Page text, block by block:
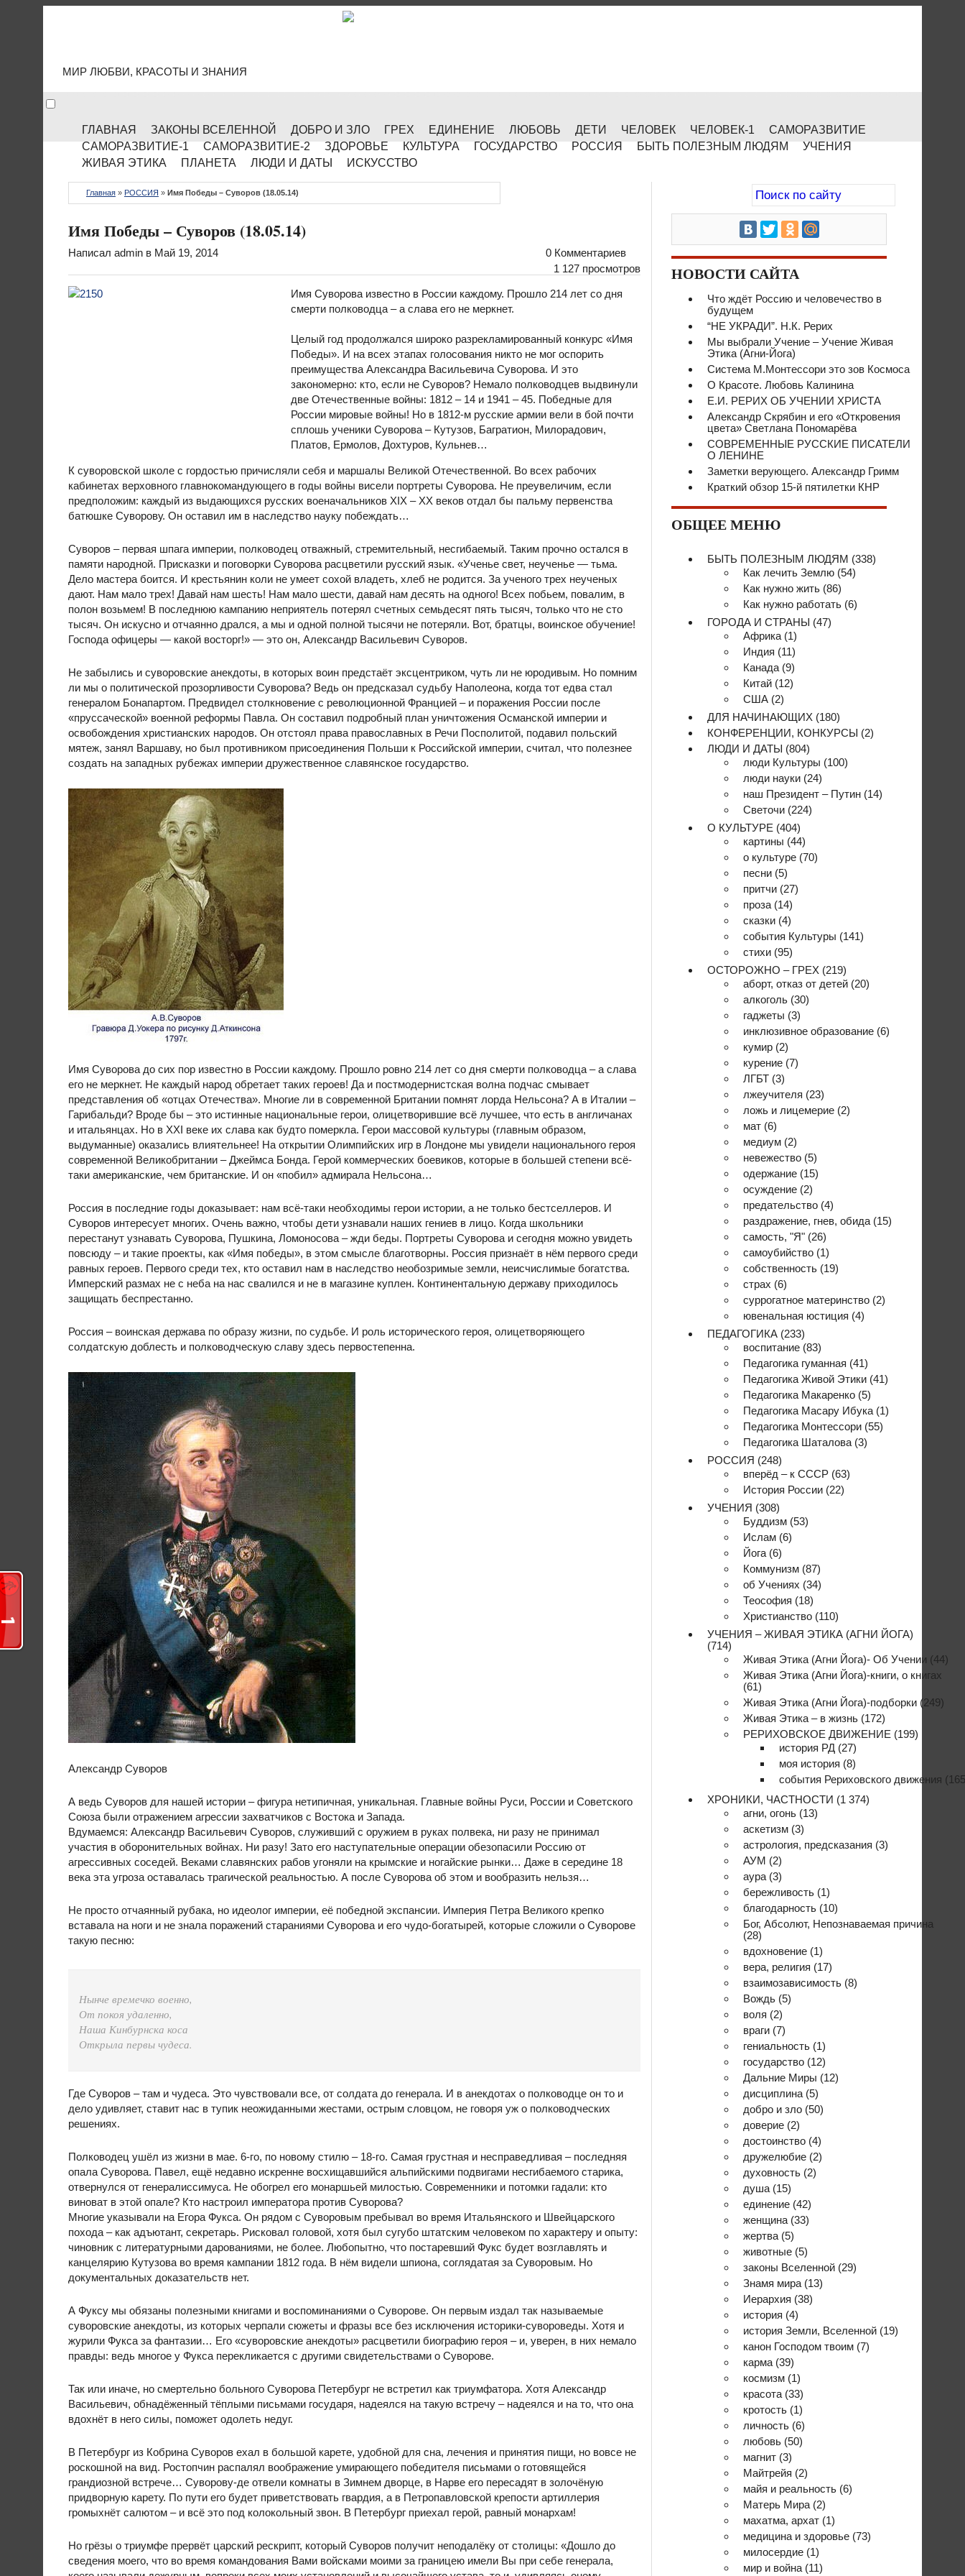
МИР ЛЮБВИ, КРАСОТЫ И ЗНАНИЯ
ГЛАВНАЯ ЗАКОНЫ ВСЕЛЕННОЙ ДОБРО И ЗЛО ГРЕХ ЕДИНЕНИЕ ЛЮБОВЬ ДЕТИ ЧЕЛОВЕК ЧЕЛОВЕК-1
САМОРАЗВИТИЕ
САМОРАЗВИТИЕ-1
САМОРАЗВИТИЕ-2 ЗДОРОВЬЕ КУЛЬТУРА ГОСУДАРСТВО РОССИЯ БЫТЬ ПОЛЕЗНЫМ ЛЮДЯМ
УЧЕНИЯ
ЖИВАЯ ЭТИКА
ПЛАНЕТА ЛЮДИ И ДАТЫ ИСКУССТВО
Главная » РОССИЯ » Имя Победы – Суворов (18.05.14)
Имя Победы – Суворов (18.05.14)
Написал admin в Май 19, 2014
0 Комментариев
1 127 просмотров
Имя Суворова известно в России каждому. Прошло 214 лет со дня
смерти полководца – а слава его не меркнет.
Целый год продолжался широко разрекламированный конкурс «Имя
Победы». И на всех этапах голосования никто не мог оспорить
преимущества Александра Васильевича Суворова. И это
закономерно: кто, если не Суворов? Немало полководцев выдвинули
две Отечественные войны: 1812 – 14 и 1941 – 45. Победные для
России мировые войны! Но в 1812-м русские армии вели в бой почти
сплошь ученики Суворова – Кутузов, Багратион, Милорадович,
Платов, Ермолов, Дохтуров, Кульнев…
К суворовской школе с гордостью причисляли себя и маршалы Великой Отечественной. Во всех рабочих
кабинетах верховного главнокомандующего в годы войны висели портреты Суворова. Не преувеличим, если
предположим: каждый из выдающихся русских военачальников XIX – XX веков отдал бы пальму первенства
батюшке Суворову. Он оставил им в наследство науку побеждать…
Суворов – первая шпага империи, полководец отважный, стремительный, несгибаемый. Таким прочно остался в
памяти народной. Присказки и поговорки Суворова расцветили русский язык. «Ученье свет, неученье — тьма.
Дело мастера боится. И крестьянин коли не умеет сохой владеть, хлеб не родится. За ученого трех неученых
дают. Нам мало трех! Давай нам шесть! Нам мало шести, давай нам десять на одного! Всех побьем, повалим, в
полон возьмем! В последнюю кампанию неприятель потерял счетных семьдесят пять тысяч, только что не сто
тысяч. Он искусно и отчаянно дрался, а мы и одной полной тысячи не потеряли. Вот, братцы, воинское обучение!
Господа офицеры — какой восторг!» — это он, Александр Васильевич Суворов.
Не забылись и суворовские анекдоты, в которых воин предстаёт эксцентриком, чуть ли не юродивым. Но помним
ли мы о политической прозорливости Суворова? Ведь он предсказал судьбу Наполеона, когда тот едва стал
генералом Бонапартом. Предвидел столкновение с революционной Францией – и поражения России после
«пруссаческой» военной реформы Павла. Он составил подробный план уничтожения Османской империи и
освобождения христианских народов. Он отстоял права православных в Речи Посполитой, подавил польский
мятеж, занял Варшаву, но был противником присоединения Польши к Российской империи, считал, что полезнее
создать на западных рубежах империи дружественное славянское государство.
Имя Суворова до сих пор известно в России каждому. Прошло ровно 214 лет со дня смерти полководца – а слава
его не меркнет. Не каждый народ обретает таких героев! Да и постмодернистская волна подчас смывает
представления об «отцах Отечества». Многие ли в современной Британии помнят лорда Нельсона? А в Италии –
Гарибальди? Вроде бы – это истинные национальные герои, олицетворившие всё лучшее, что есть в англичанах
и итальянцах. Но в ХХI веке их слава как будто померкла. Герои массовой культуры (главным образом,
выдуманные) оказались влиятельнее! На открытии Олимпийских игр в Лондоне мы увидели национального героя
современной Великобритании – Джеймса Бонда. Герой коммерческих боевиков, которые в большей степени всё-
таки американские, чем британские. И он «побил» адмирала Нельсона…
Россия в последние годы доказывает: нам всё-таки необходимы герои истории, а не только бестселлеров. И
Суворов интересует многих. Очень важно, чтобы дети узнавали наших гениев в лицо. Когда школьники
перестанут узнавать Суворова, Пушкина, Ломоносова – жди беды. Портреты Суворова и сегодня можно увидеть
повсюду – и такие проекты, как «Имя победы», в этом смысле благотворны. Россия признаёт в нём первого среди
равных героев. Первого среди тех, кто оставил нам в наследство необозримые земли, неисчислимые богатства.
Имперский размах не с неба на нас свалился и не в магазине куплен. Континентальную державу приходилось
защищать беспрестанно.
Россия – воинская держава по образу жизни, по судьбе. И роль исторического героя, олицетворяющего
солдатскую доблесть и полководческую славу здесь первостепенна.
Александр Суворов
А ведь Суворов для нашей истории – фигура нетипичная, уникальная. Главные войны Руси, России и Советского
Союза были отражением агрессии захватчиков с Востока и Запада.
Вдумаемся: Александр Васильевич Суворов, служивший с оружием в руках полвека, ни разу не принимал
участия в оборонительных войнах. Ни разу! Зато его наступательные операции обезопасили Россию от
агрессивных соседей. Веками славянских рабов угоняли на крымские и ногайские рынки… Даже в середине 18
века эта угроза оставалась трагической реальностью. А после Суворова об этом и вообразить нельзя…
Не просто отчаянный рубака, но идеолог империи, её победной экспансии. Империя Петра Великого крепко
вставала на ноги и не знала поражений стараниями Суворова и его чудо-богатырей, которые сложили о Суворове
такую песню:
Нынче времечко военно,
От покоя удаленно,
Наша Кинбурнска коса
Открыла первы чудеса.
Где Суворов – там и чудеса. Это чувствовали все, от солдата до генерала. И в анекдотах о полководце он то и
дело удивляет, ставит нас в тупик неожиданными жестами, острым словцом, не говоря уж о полководческих
решениях.
Полководец ушёл из жизни в мае. 6-го, по новому стилю – 18-го. Самая грустная и несправедливая – последняя
опала Суворова. Павел, ещё недавно искренне восхищавшийся альпийскими подвигами несгибаемого старика,
отвернулся от генералиссимуса. Не обогрел его монаршьей милостью. Современники и потомки гадали: кто
виноват в этой опале? Кто настроил императора против Суворова?
Многие указывали на Егора Фукса. Он рядом с Суворовым пребывал во время Итальянского и Швейцарского
похода – как адъютант, секретарь. Рисковал головой, хотя был сугубо штатским человеком по характеру и опыту:
чиновник с литературными дарованиями, не более. Любопытно, что постаревший Фукс будет возглавлять и
канцелярию Кутузова во время кампании 1812 года. В нём видели шпиона, соглядатая за Суворовым. Но
документальных доказательств нет.
А Фуксу мы обязаны полезными книгами и воспоминаниями о Суворове. Он первым издал так называемые
суворовские анекдоты, из которых черпали сюжеты и фразы все без исключения историки-сувороведы. Хотя и
журили Фукса за фантазии… Его «суворовские анекдоты» расцветили биографию героя – и, уверен, в них немало
правды: ведь многое у Фукса перекликается с другими свидетельствами о Суворове.
Так или иначе, но смертельно больного Суворова Петербург не встретил как триумфатора. Хотя Александр
Васильевич, обнадёженный тёплыми письмами государя, надеялся на такую встречу – надеялся и на то, что она
вдохнёт в него силы, поможет одолеть недуг.
В Петербург из Кобрина Суворов ехал в большой карете, удобной для сна, лечения и принятия пищи, но вовсе не
роскошной на вид. Ростопчин распалял воображение умирающего победителя письмами о готовящейся
грандиозной встрече… Суворову-де отвели комнаты в Зимнем дворце, в Нарве его пересадят в золочёную
придворную карету. По пути его будет приветствовать гвардия, а в Петропавловской крепости артиллерия
громыхнёт салютом – и всё это под колокольный звон. В Петербург приехал герой, равный монархам!
Но грёзы о триумфе прервёт царский рескрипт, который Суворов получит неподалёку от столицы: «Дошло до
сведения моего, что во время командования Вами войсками моими за границею имели Вы при себе генерала,
НОВОСТИ САЙТА
Что ждёт Россию и человечество в
будущем
“НЕ УКРАДИ”. Н.К. Рерих
Мы выбрали Учение – Учение Живая
Этика (Агни-Йога)
Система М.Монтессори это зов Космоса
О Красоте. Любовь Калинина
Е.И. РЕРИХ ОБ УЧЕНИИ ХРИСТА
Александр Скрябин и его «Откровения
цвета» Светлана Пономарёва
СОВРЕМЕННЫЕ РУССКИЕ ПИСАТЕЛИ
О ЛЕНИНЕ
Заметки верующего. Александр Гримм
Краткий обзор 15-й пятилетки КНР
ОБЩЕЕ МЕНЮ
БЫТЬ ПОЛЕЗНЫМ ЛЮДЯМ (338)
Как лечить Землю (54)
Как нужно жить (86)
Как нужно работать (6)
ГОРОДА И СТРАНЫ (47)
Африка (1)
Индия (11)
Канада (9)
Китай (12)
США (2)
ДЛЯ НАЧИНАЮЩИХ (180)
КОНФЕРЕНЦИИ, КОНКУРСЫ (2)
ЛЮДИ И ДАТЫ (804)
люди Культуры (100)
люди науки (24)
наш Президент – Путин (14)
Светочи (224)
О КУЛЬТУРЕ (404)
картины (44)
о культуре (70)
песни (5)
притчи (27)
проза (14)
сказки (4)
события Культуры (141)
стихи (95)
ОСТОРОЖНО – ГРЕХ (219)
аборт, отказ от детей (20)
алкоголь (30)
гаджеты (3)
инклюзивное образование (6)
кумир (2)
курение (7)
ЛГБТ (3)
лжеучителя (23)
ложь и лицемерие (2)
мат (6)
медиум (2)
невежество (5)
одержание (15)
осуждение (2)
предательство (4)
раздражение, гнев, обида (15)
самость, "Я" (26)
самоубийство (1)
собственность (19)
страх (6)
суррогатное материнство (2)
ювенальная юстиция (4)
ПЕДАГОГИКА (233)
воспитание (83)
Педагогика гуманная (41)
Педагогика Живой Этики (41)
Педагогика Макаренко (5)
Педагогика Масару Ибука (1)
Педагогика Монтессори (55)
Педагогика Шаталова (3)
РОССИЯ (248)
вперёд – к СССР (63)
История России (22)
УЧЕНИЯ (308)
Буддизм (53)
Ислам (6)
Йога (6)
Коммунизм (87)
об Учениях (34)
Теософия (18)
Христианство (110)
УЧЕНИЯ – ЖИВАЯ ЭТИКА (АГНИ ЙОГА)
(714)
Живая Этика (Агни Йога)- Об Учении (44)
Живая Этика (Агни Йога)-книги, о книгах
(61)
Живая Этика (Агни Йога)-подборки (249)
Живая Этика – в жизнь (172)
РЕРИХОВСКОЕ ДВИЖЕНИЕ (199)
история РД (27)
моя история (8)
события Рериховского движения
ХРОНИКИ, ЧАСТНОСТИ (1 374)
агни, огонь (13)
аскетизм (3)
астрология, предсказания (3)
АУМ (2)
аура (3)
бережливость (1)
благодарность (10)
Бог, Абсолют, Непознаваемая причина
(28)
вдохновение (1)
вера, религия (17)
взаимозависимость (8)
Вождь (5)
воля (2)
враги (7)
гениальность (1)
государство (12)
Дальние Миры (12)
дисциплина (5)
добро и зло (50)
доверие (2)
достоинство (4)
дружелюбие (2)
духовность (2)
душа (15)
единение (42)
женщина (33)
жертва (5)
животные (5)
законы Вселенной (29)
Знамя мира (13)
Иерархия (38)
история (4)
история Земли, Вселенной (19)
канон Господом твоим (7)
карма (39)
космизм (1)
красота (33)
кротость (1)
личность (6)
любовь (50)
магнит (3)
Майтрейя (2)
майя и реальность (6)
Матерь Мира (2)
махатма, архат (1)
медицина и здоровье (73)
милосердие (1)
мир и война (11)